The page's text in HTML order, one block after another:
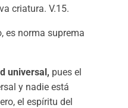
criatura. V.15.
es norma suprema
universal, pues el
y nadie está
el espíritu del